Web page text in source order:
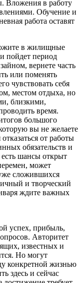
Вложения в работу
Обучение и
работа оставят
в жилищные
пойдет период
вернете часть
или поменять
чувствовать себя
местом отдыха, но
близкими,
время.
большого
вы не желаете
от работы
обязательств и
шансы открыт
может
сложившихся
и творческий
ждите важных
успех, прибыль,
Авторитет
известных и
Но могут
конкретной жизнью
здесь и сейчас